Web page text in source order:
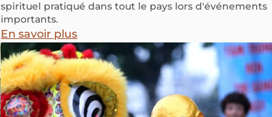
spirituel pratiqué dans tout le pays lors d'événements
importants.
En savoir plus